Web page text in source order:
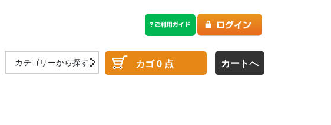
カテゴリーから探す カゴ0 点 カートへ